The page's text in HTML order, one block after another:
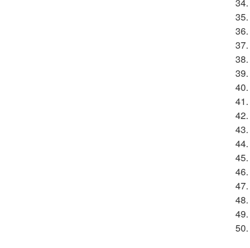
35.
36.
37.
38.
39.
40.
41.
42.
43.
44.
45.
46.
47.
48.
49.
50.